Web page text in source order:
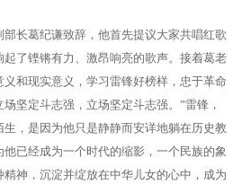
长葛纪谦致辞，他首先提议大家共唱红歌
起了铿锵有力、激昂响亮的歌声。接着葛老
和现实意义，学习雷锋好榜样，忠于革命
坚定斗志强，立场坚定斗志强。”雷锋，
，是因为他只是静静而安详地躺在历史教
已经成为一个时代的缩影，一个民族的象
神，沉淀并绽放在中华儿女的心中，成为